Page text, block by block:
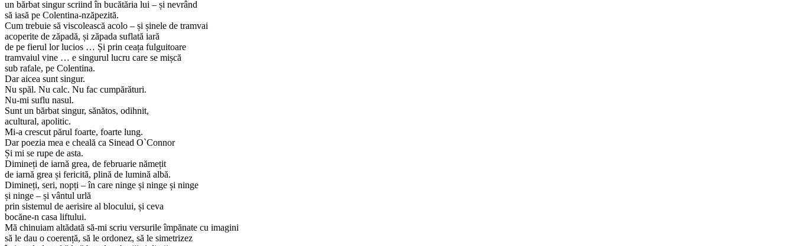
un bărbat singur scriind în bucătăria lui – și nevrând
să iasă pe Colentina-nzăpezită.
Cum trebuie să viscolească acolo – și șinele de tramvai
acoperite de zăpadă, și zăpada suflată iară
de pe fierul lor lucios … Și prin ceața fulguitoare
tramvaiul vine … e singurul lucru care se mișcă
sub rafale, pe Colentina.
Dar aicea sunt singur.
Nu spăl. Nu calc. Nu fac cumpărături.
Nu-mi suflu nasul.
Sunt un bărbat singur, sănătos, odihnit,
acultural, apolitic.
Mi-a crescut părul foarte, foarte lung.
Dar poezia mea e cheală ca Sinead O`Connor
Și mi se rupe de asta.
Dimineți de iarnă grea, de februarie nămețit
de iarnă grea și fericită, plină de lumină albă.
Dimineți, seri, nopți – în care ninge și ninge și ninge
și ninge – și vântul urlă
prin sistemul de aerisire al blocului, și ceva
bocăne-n casa liftului.
Mă chinuiam altădată să-mi scriu versurile împănate cu imagini
să le dau o coerență, să le ordonez, să le simetrizez